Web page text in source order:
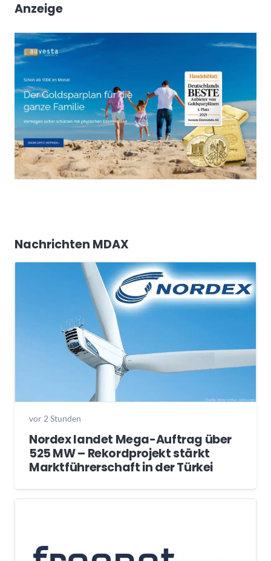
Anzeige
Nachrichten MDAX
vor 2 Stunden
Nordex landet Mega-Auftrag über
525 MW – Rekordprojekt stärkt
Marktführerschaft in der Türkei